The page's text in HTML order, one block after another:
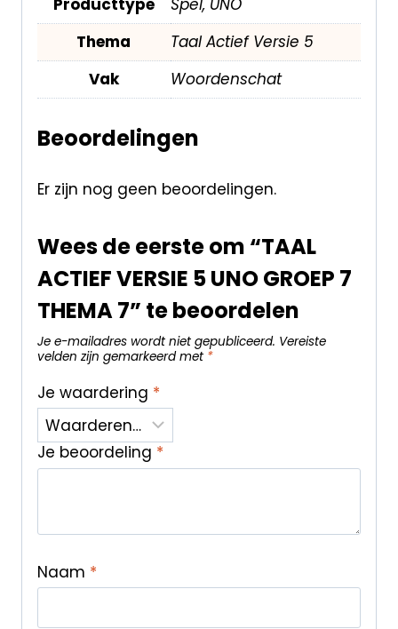
Thema
Taal Actief Versie 5
Vak
Woordenschat
Beoordelingen
Er zijn nog geen beoordelingen.
Wees de eerste om “TAAL
ACTIEF VERSIE 5 UNO GROEP 7
THEMA 7” te beoordelen
Je e-mailadres wordt niet gepubliceerd. Vereiste
velden zijn gemarkeerd met *
Je waardering *
Je beoordeling *
Naam *